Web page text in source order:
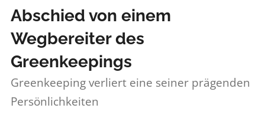
Abschied von einem
Wegbereiter des
Greenkeepings
Greenkeeping verliert eine seiner prägenden
Persönlichkeiten